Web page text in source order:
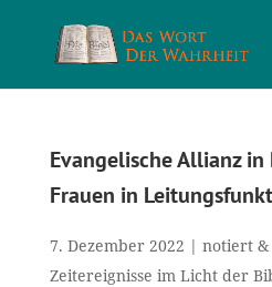
Evangelische Allianz
Frauen in
7. Dezember 2022 | notiert
Zeitereignisse im Licht der